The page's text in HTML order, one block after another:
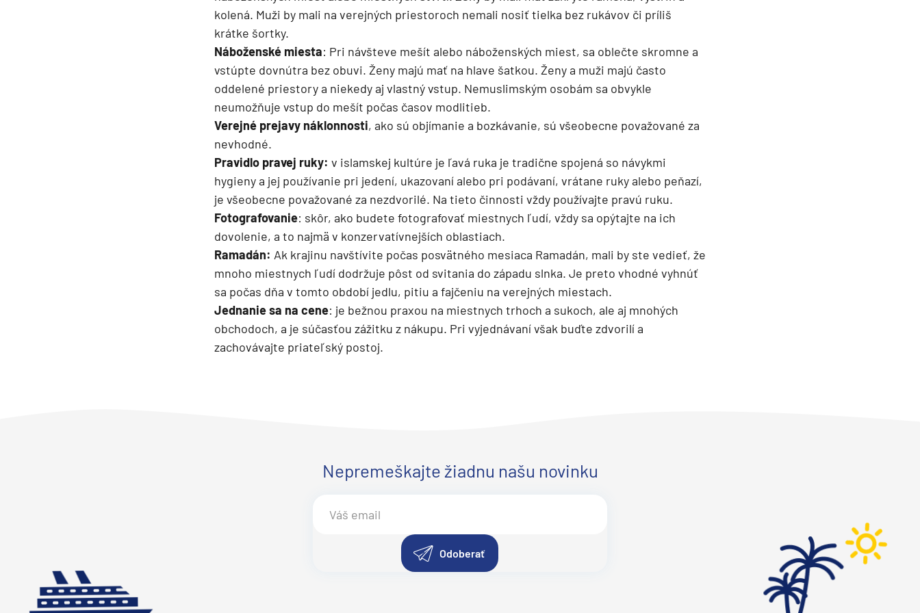
Grónsko
Island
Nórske fjordy
Nórske fjordy a Pobaltie
Pobaltie
Severná Európa
Severozápadná Európa
Britské ostrovy a Írsko
Pobrežie Európy
Severozápadná Európa
Kanárske ostrovy, Madeira a Maroko
Azorské ostrovy
Kanárske ostrovy
Kanárske ostrovy a Madeira
Karibik a Stredná Amerika
kolená. Muži by mali na verejných priestoroch nemali nosiť tielka bez rukávov či príliš
krátke šortky.
Náboženské miesta: Pri návšteve mešít alebo náboženských miest, sa oblečte skromne a
vstúpte dovnútra bez obuvi. Ženy majú mať na hlave šatkou. Ženy a muži majú často
oddelené priestory a niekedy aj vlastný vstup. Nemuslimským osobám sa obvykle
neumožňuje vstup do mešít počas časov modlitieb.
Verejné prejavy náklonnosti, ako sú objímanie a bozkávanie, sú všeobecne považované za
nevhodné.
Pravidlo pravej ruky: v islamskej kultúre je ľavá ruka je tradične spojená so návykmi
hygieny a jej používanie pri jedení, ukazovaní alebo pri podávaní, vrátane ruky alebo peňazí,
je všeobecne považované za nezdvorilé. Na tieto činnosti vždy používajte pravú ruku.
Fotografovanie: skôr, ako budete fotografovať miestnych ľudí, vždy sa opýtajte na ich
dovolenie, a to najmä v konzervatívnejších oblastiach.
Ramadán: Ak krajinu navštívite počas posvätného mesiaca Ramadán, mali by ste vedieť, že
mnoho miestnych ľudí dodržuje pôst od svitania do západu slnka. Je preto vhodné vyhnúť
sa počas dňa v tomto období jedlu, pitiu a fajčeniu na verejných miestach.
Jednanie sa na cene: je bežnou praxou na miestnych trhoch a sukoch, ale aj mnohých
obchodoch, a je súčasťou zážitku z nákupu. Pri vyjednávaní však buďte zdvorilí a
zachovávajte priateľský postoj.
Nepremeškajte žiadnu našu novinku
Odoberať